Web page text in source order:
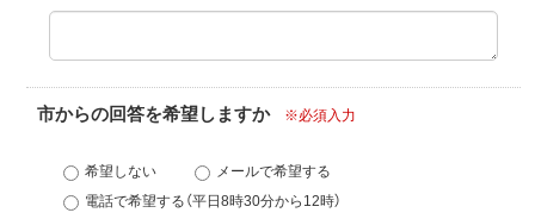
市からの回答を希望しますか ※必須入力
希望しない
メールで希望する
電話で希望する（平日8時30分から12時）